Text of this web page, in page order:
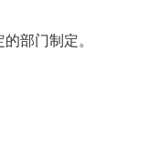
部门制定。